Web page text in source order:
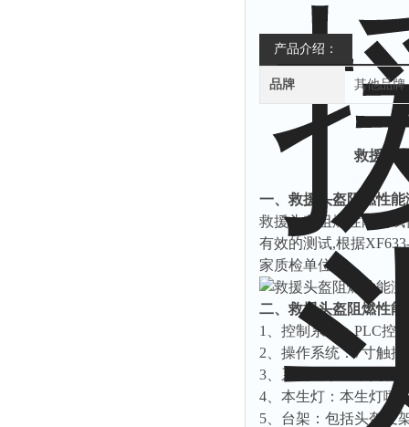
产品介绍：
品牌 其他品牌
救援头
一、救援头盔阻燃性
救援头盔
阻燃性能测
有效的测试,根据
家质检单位。
二、救援头盔阻燃性能
1、 控制系统：PLC控
2 、操作系统： 7寸触摸
3 、系统显示：中文、
4 、本生灯：本生灯喷
5 、台架：包括头盔支